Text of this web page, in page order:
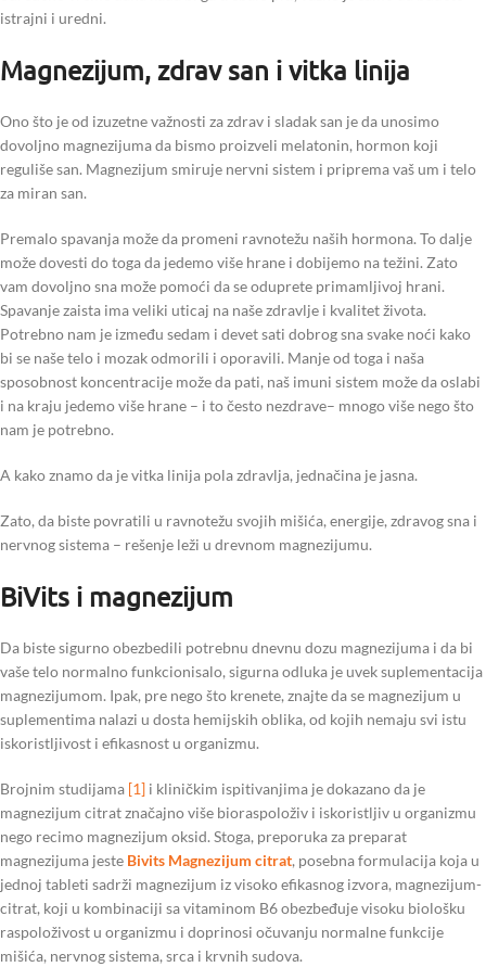
istrajni i uredni.
Magnezijum, zdrav san i vitka linija
Ono što je od izuzetne važnosti za zdrav i sladak san je da unosimo
dovoljno magnezijuma da bismo proizveli melatonin, hormon koji
reguliše san. Magnezijum smiruje nervni sistem i priprema vaš um i telo
za miran san.
Premalo spavanja može da promeni ravnotežu naših hormona. To dalje
može dovesti do toga da jedemo više hrane i dobijemo na težini. Zato
vam dovoljno sna može pomoći da se oduprete primamljivoj hrani.
Spavanje zaista ima veliki uticaj na naše zdravlje i kvalitet života.
Potrebno nam je između sedam i devet sati dobrog sna svake noći kako
bi se naše telo i mozak odmorili i oporavili. Manje od toga i naša
sposobnost koncentracije može da pati, naš imuni sistem može da oslabi
i na kraju jedemo više hrane – i to često nezdrave– mnogo više nego što
nam je potrebno.
A kako znamo da je vitka linija pola zdravlja, jednačina je jasna.
Zato, da biste povratili u ravnotežu svojih mišića, energije, zdravog sna i
nervnog sistema – rešenje leži u drevnom magnezijumu.
BiVits i magnezijum
Da biste sigurno obezbedili potrebnu dnevnu dozu magnezijuma i da bi
vaše telo normalno funkcionisalo, sigurna odluka je uvek suplementacija
magnezijumom. Ipak, pre nego što krenete, znajte da se magnezijum u
suplementima nalazi u dosta hemijskih oblika, od kojih nemaju svi istu
iskoristljivost i efikasnost u organizmu.
Brojnim studijama [1] i kliničkim ispitivanjima je dokazano da je
magnezijum citrat značajno više bioraspoloživ i iskoristljiv u organizmu
nego recimo magnezijum oksid. Stoga, preporuka za preparat
magnezijuma jeste Bivits Magnezijum citrat, posebna formulacija koja u
jednoj tableti sadrži magnezijum iz visoko efikasnog izvora, magnezijum-
citrat, koji u kombinaciji sa vitaminom B6 obezbeđuje visoku biološku
raspoloživost u organizmu i doprinosi očuvanju normalne funkcije
mišića, nervnog sistema, srca i krvnih sudova.